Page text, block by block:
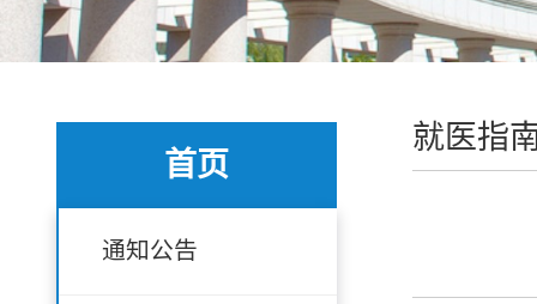
首页
通知公告
就医指